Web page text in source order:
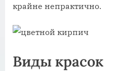
крайне непрактично.
Виды красок